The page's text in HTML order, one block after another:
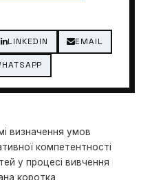
LINKEDIN EMAIL
визначення умов
компетентності
у процесі вивчення
коротка